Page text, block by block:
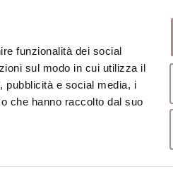
funzionalità dei social
sul modo in cui utilizza il
pubblicità e social media, i
che hanno raccolto dal suo
Studi Religiosi
E